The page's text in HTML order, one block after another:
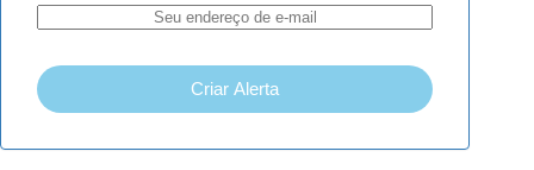
Criar Alerta